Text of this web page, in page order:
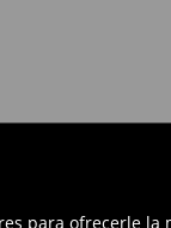
para ofrecerle